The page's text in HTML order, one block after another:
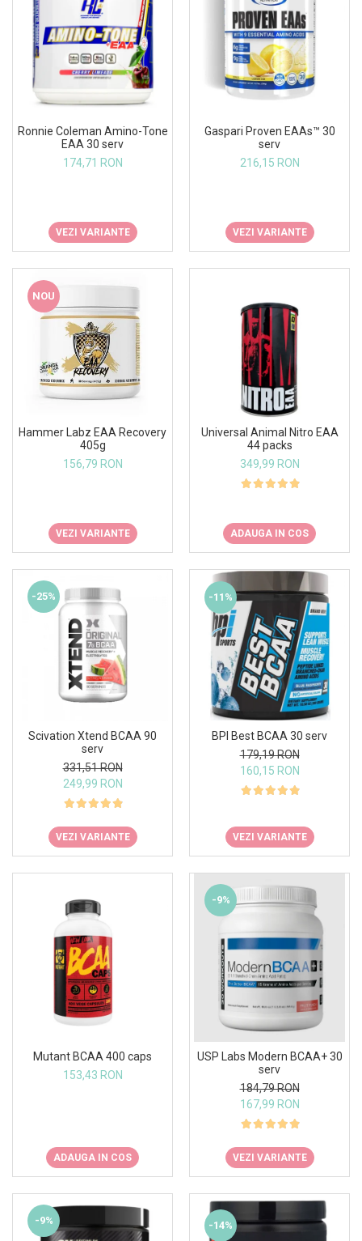
Ronnie Coleman Amino-Tone
EAA 30 serv
174,71 RON
VEZI VARIANTE
Gaspari Proven EAAs™ 30
serv
216,15 RON
VEZI VARIANTE
NOU
Hammer Labz EAA Recovery
405g
156,79 RON
VEZI VARIANTE
Universal Animal Nitro EAA
44 packs
349,99 RON
ADAUGA IN COS
-25%
Scivation Xtend BCAA 90
serv
331,51 RON
249,99 RON
VEZI VARIANTE
-11%
BPI Best BCAA 30 serv
179,19 RON
160,15 RON
VEZI VARIANTE
Mutant BCAA 400 caps
153,43 RON
ADAUGA IN COS
-9%
USP Labs Modern BCAA+ 30
serv
184,79 RON
167,99 RON
VEZI VARIANTE
-9% -14%